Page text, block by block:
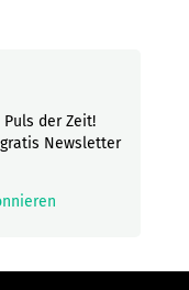
der Zeit!
Newsletter